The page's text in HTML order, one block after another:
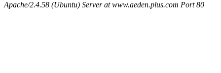
Apache/2.4.58 (Ubuntu) Server at www.aeden.plus.com Port 80